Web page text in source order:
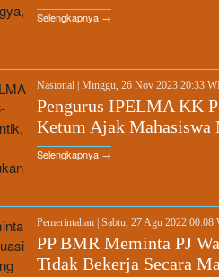
Selengkapnya →
Nasional Minggu, 26 Nov 2023 20:33
Pengurus IPELMA KK
Ketum Ajak Mahasiswa
Selengkapnya →
Pemerintahan Sabtu, 27 Agu 2022 00:08
PP BMR Meminta PJ
Tidak Bekerja Secara